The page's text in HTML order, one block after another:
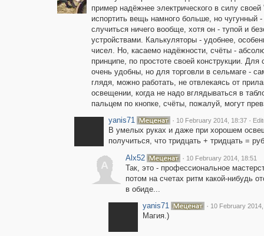
пример надёжнее электрического в силу
испортить вещь намного больше, но
случиться ничего вообще, хотя он - тупой и
устройствами. Калькуляторы - удобнее,
чисел. Но, касаемо надёжности, счёты -
принципе, по простоте своей конструкции.
очень удобны, но для торговли в сельмаге -
глядя, можно работать, не отвлекаясь от
освещении, когда не надо вглядываться в
пальцем по кнопке, счёты, пожалуй, могут
yanis71
· 10 February 2014, 18:37 ·
В умелых руках и даже при хорошем
получиться, что тридцать + тридцать =
A
Alx52 · 10 February 2014, 18:51
Так, это - профессиональное
потом на счетах ритм какой-нибудь
в обиде...
yanis71
· 10 February
Магия.)